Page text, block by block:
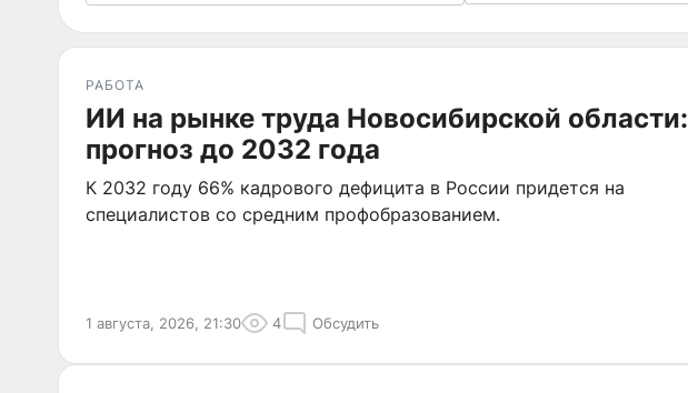
РАБОТА
ИИ на рынке труда Новосибирской области:
прогноз до 2032 года
К 2032 году 66% кадрового дефицита в России придется на
специалистов со средним профобразованием.
1 августа, 2026, 21:30 4 Обсудить